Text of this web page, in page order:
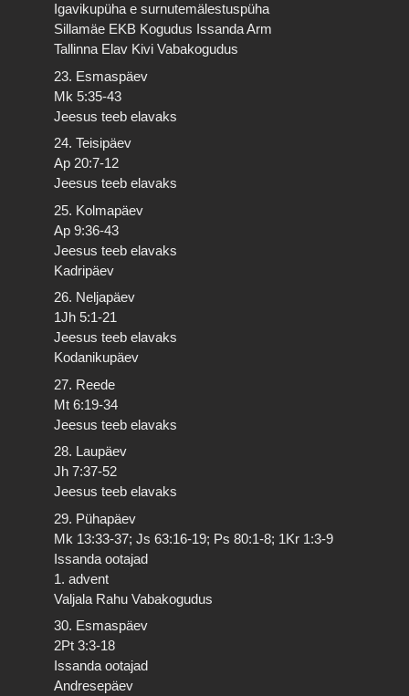
Igavikupüha e surnutemälestuspüha
Sillamäe EKB Kogudus Issanda Arm
Tallinna Elav Kivi Vabakogudus
23. Esmaspäev
Mk 5:35-43
Jeesus teeb elavaks
24. Teisipäev
Ap 20:7-12
Jeesus teeb elavaks
25. Kolmapäev
Ap 9:36-43
Jeesus teeb elavaks
Kadripäev
26. Neljapäev
1Jh 5:1-21
Jeesus teeb elavaks
Kodanikupäev
27. Reede
Mt 6:19-34
Jeesus teeb elavaks
28. Laupäev
Jh 7:37-52
Jeesus teeb elavaks
29. Pühapäev
Mk 13:33-37; Js 63:16-19; Ps 80:1-8; 1Kr 1:3-9
Issanda ootajad
1. advent
Valjala Rahu Vabakogudus
30. Esmaspäev
2Pt 3:3-18
Issanda ootajad
Andresepäev